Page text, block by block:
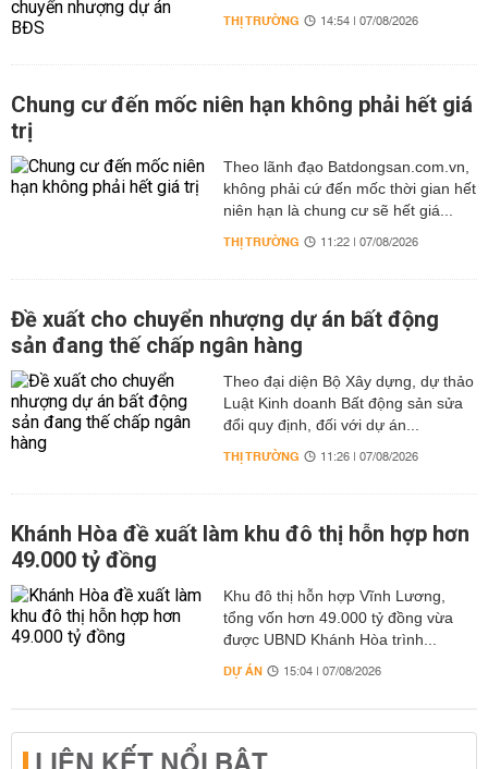
THỊ TRƯỜNG 14:54 | 07/08/2026
Chung cư đến mốc niên hạn không phải hết giá
trị
Theo lãnh đạo Batdongsan.com.vn,
không phải cứ đến mốc thời gian hết
niên hạn là chung cư sẽ hết giá...
THỊ TRƯỜNG 11:22 | 07/08/2026
Đề xuất cho chuyển nhượng dự án bất động
sản đang thế chấp ngân hàng
Theo đại diện Bộ Xây dựng, dự thảo
Luật Kinh doanh Bất động sản sửa
đổi quy định, đối với dự án...
THỊ TRƯỜNG 11:26 | 07/08/2026
Khánh Hòa đề xuất làm khu đô thị hỗn hợp hơn
49.000 tỷ đồng
Khu đô thị hỗn hợp Vĩnh Lương,
tổng vốn hơn 49.000 tỷ đồng vừa
được UBND Khánh Hòa trình...
DỰ ÁN 15:04 | 07/08/2026